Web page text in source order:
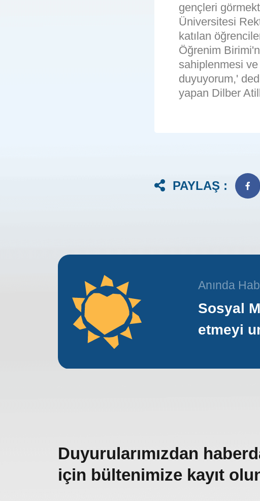
gençleri
Üniversitesi
katılan
Öğrenim
sahiplenmesi
duyuyorum,'
yapan Dilber
PAYLAŞ :
Anında
Sosyal
etmeyi
Duyurularımızdan
için bültenimize kayıt